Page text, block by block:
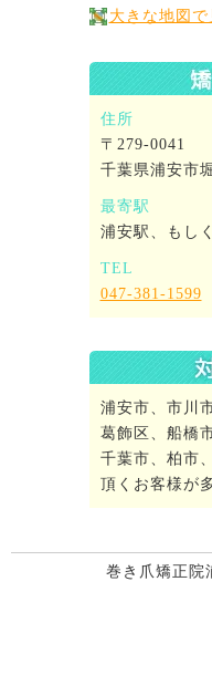
大きな地図で
住所
〒279-0041
千葉県浦安市
最寄駅
浦安駅、もし
TEL
047-381-1599
浦安市、市川
葛飾区、船橋
千葉市、柏市
頂くお客様が
巻き爪矯正院